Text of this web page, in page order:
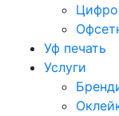
Уф печать
Услуги